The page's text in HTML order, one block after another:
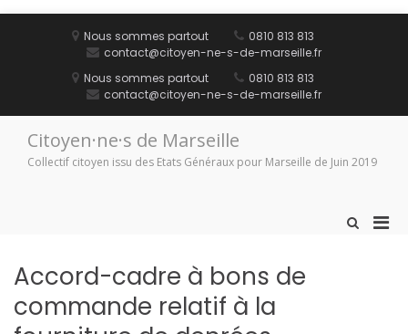
Nous sommes partout
0810 813 813
contact@citoyen-ne-s-de-marseille.fr
Nous sommes partout
0810 813 813
contact@citoyen-ne-s-de-marseille.fr
Citoyen·ne·s de Marseille
Collectif citoyen issu des Etats Généraux pour Marseille de Juin 2019
Afficher
Accord-cadre à bons de
commande relatif à la